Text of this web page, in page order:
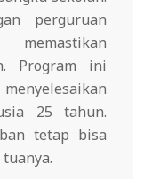
perguruan
Program ini
25 tahun.
tetap bisa